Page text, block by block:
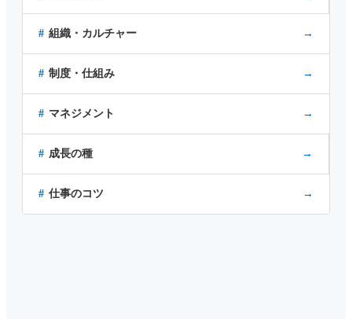
組織・カルチャー →
制度・仕組み →
マネジメント →
成長の種 →
仕事のコツ →